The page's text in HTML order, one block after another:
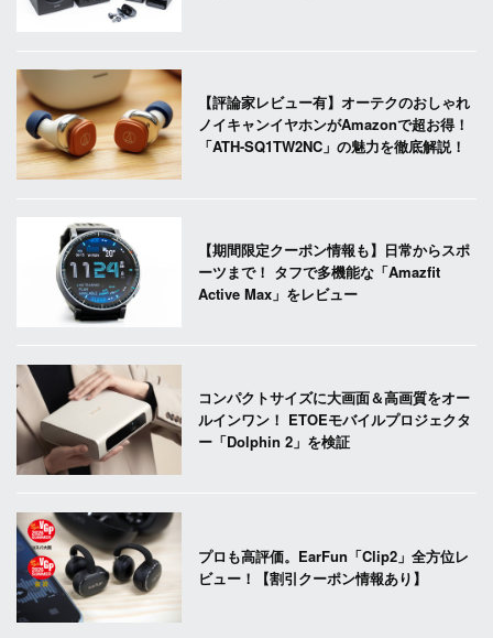
【評論家レビュー有】オーテクのおしゃれ
ノイキャンイヤホンがAmazonで超お得！
「ATH-SQ1TW2NC」の魅力を徹底解説！
【期間限定クーポン情報も】日常からスポ
ーツまで！ タフで多機能な「Amazfit
Active Max」をレビュー
コンパクトサイズに大画面＆高画質をオー
ルインワン！ ETOEモバイルプロジェクタ
ー「Dolphin 2」を検証
プロも高評価。EarFun「Clip2」全方位レ
ビュー！【割引クーポン情報あり】